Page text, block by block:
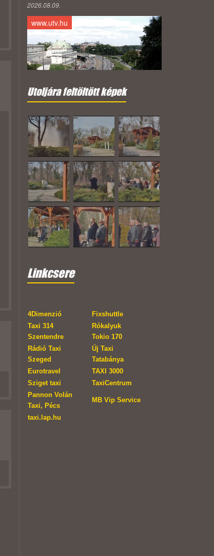
2026.08.09.
www.utv.hu
Utoljára feltöltött képek
Linkcsere
4Dimenzió
Fixshuttle
Taxi 314
Szentendre
Rókalyuk
Tokio 170
Rádió Taxi
Szeged
Új Taxi
Tatabánya
Eurotravel
TAXI 3000
Sziget taxi
TaxiCentrum
Pannon Volán
Taxi, Pécs
MB Vip Service
taxi.lap.hu